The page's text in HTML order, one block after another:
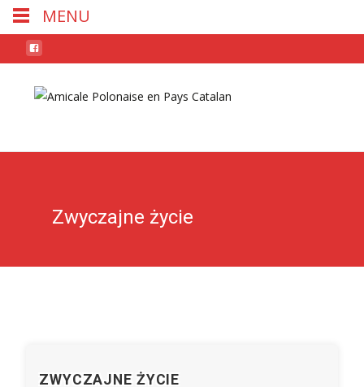
Zwyczajne życie
ZWYCZAJNE ŻYCIE
MENU